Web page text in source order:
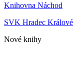
Knihovna Náchod
SVK Hradec Králové
Nové knihy